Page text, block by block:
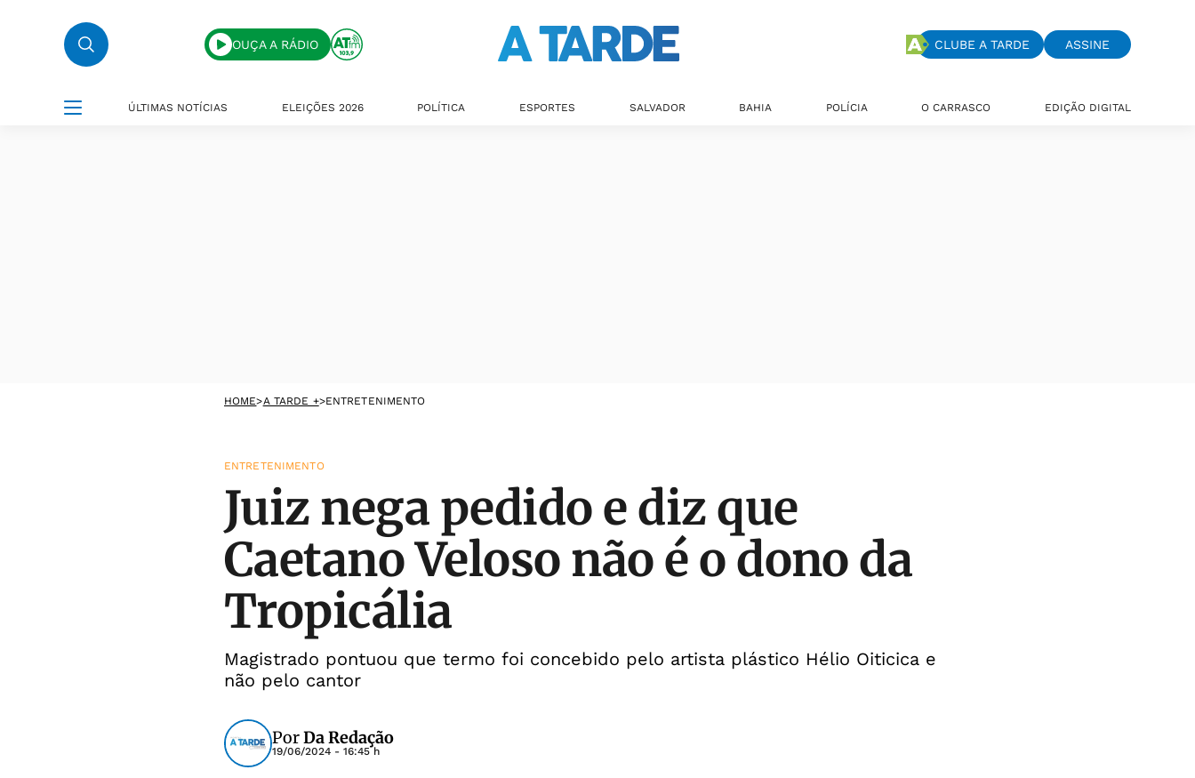
OUÇA A RÁDIO CLUBE A TARDE ASSINE
ÚLTIMAS NOTÍCIAS ELEIÇÕES 2026 POLÍTICA ESPORTES SALVADOR BAHIA POLÍCIA O CARRASCO EDIÇÃO DIGITAL
HOME>A TARDE +>ENTRETENIMENTO
ENTRETENIMENTO
Juiz nega pedido e diz que
Caetano Veloso não é o dono da
Tropicália
Magistrado pontuou que termo foi concebido pelo artista plástico Hélio Oiticica e
não pelo cantor
PorDa Redação
19/06/2024 - 16:45 h